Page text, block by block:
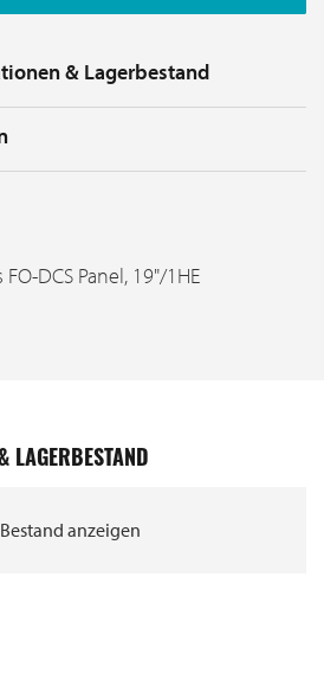
& Lagerbestand
DCS Panel, 19"/1HE
LAGERBESTAND
anzeigen